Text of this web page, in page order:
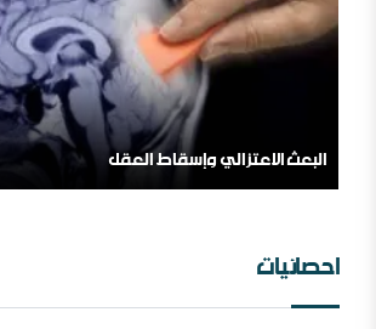
المملكة العربية السعودية ، فلسلفة النشأة ،
احصائيات